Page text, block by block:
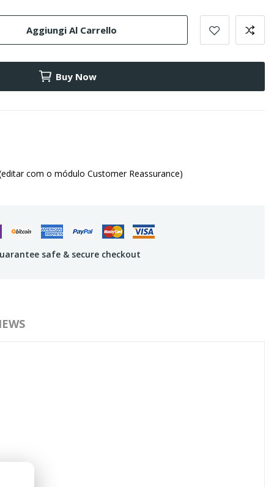
Aggiungi Al Carrello
Buy Now
com o módulo Customer Reassurance)
safe & secure checkout